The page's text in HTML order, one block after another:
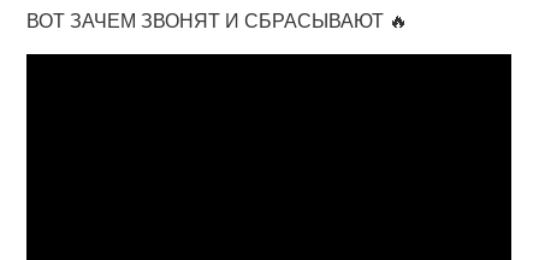
ВОТ ЗАЧЕМ ЗВОНЯТ И СБРАСЫВАЮТ 🔥